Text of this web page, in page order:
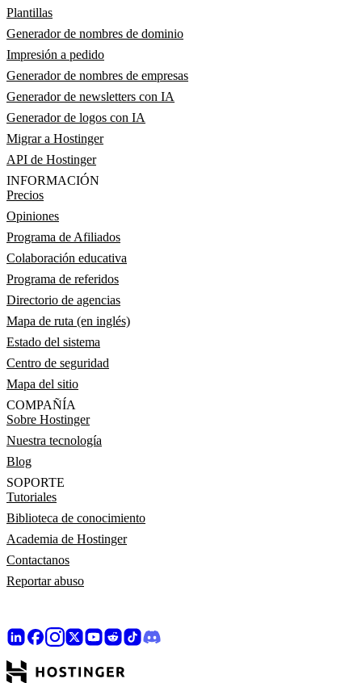
Plantillas
Generador de nombres de dominio
Impresión a pedido
Generador de nombres de empresas
Generador de newsletters con IA
Generador de logos con IA
Migrar a Hostinger
API de Hostinger
INFORMACIÓN
Precios
Opiniones
Programa de Afiliados
Colaboración educativa
Programa de referidos
Directorio de agencias
Mapa de ruta (en inglés)
Estado del sistema
Centro de seguridad
Mapa del sitio
COMPAÑÍA
Sobre Hostinger
Nuestra tecnología
Blog
SOPORTE
Tutoriales
Biblioteca de conocimiento
Academia de Hostinger
Contactanos
Reportar abuso